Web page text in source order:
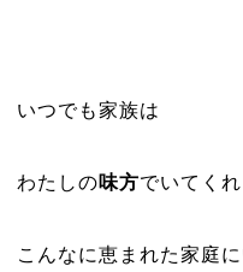
いつでも家族は
わたしの味方でいてくれ
こんなに恵まれた家庭